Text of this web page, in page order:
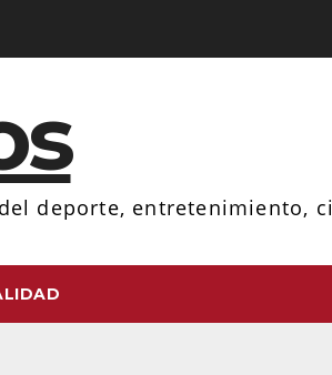
deporte, entretenimiento,